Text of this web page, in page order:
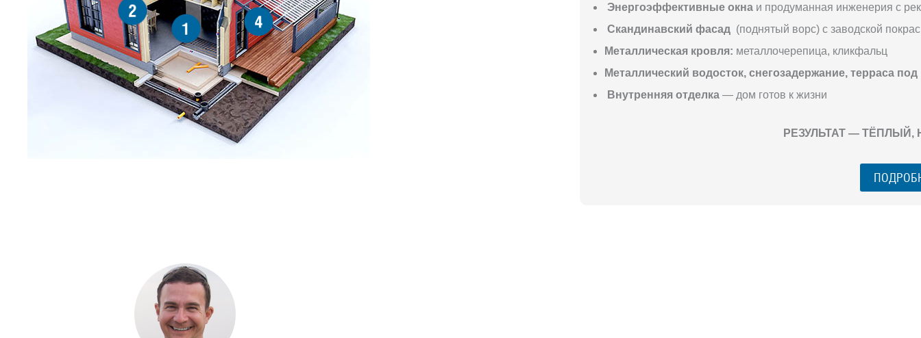
1
2
4
Энергоэффективные окна и продуманная инженерия с
Скандинавский фасад (поднятый ворс) с заводской
Металлическая кровля: металлочерепица, кликфальц
Металлический водосток, снегозадержание, терраса
Внутренняя отделка — дом готов к жизни
РЕЗУЛЬТАТ —